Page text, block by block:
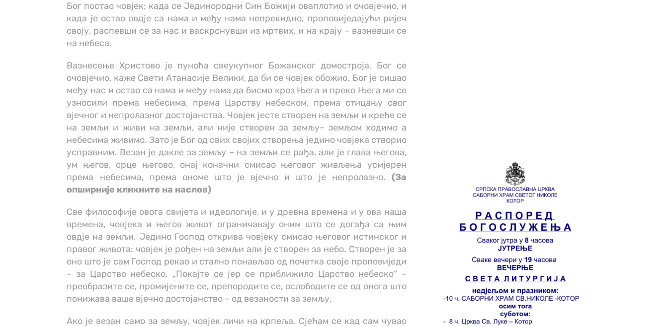
Бог постао човјек; када се Јединородни Син Божији оваплотио и очовјечио, и
када је остао овдје са нама и међу нама непрекидно, проповиједајући ријеч
своју, распевши се за нас и васкрснувши из мртвих, и на крају – вазневши се
на небеса.
Вазнесење Христово је пуноћа свеукупног Божанског домостроја. Бог се
очовјечио, каже Свети Атанасије Велики, да би се човјек обожио. Бог је сишао
међу нас и остао са нама и међу нама да бисмо кроз Њега и преко Њега ми се
узносили према небесима, према Царству небеском, према стицању свог
вјечног и непролазног достојанства. Човјек јесте створен на земљи и креће се
на земљи и живи на земљи, али није створен за земљу– земљом ходимо а
небесима живимо. Зато је Бог од свих својих створења једино човјека створио
усправним. Везан је дакле за земљу – на земљи се рађа, али је глава његова,
ум његов, срце његово, онај коначни смисао његовог живљења усмјерен
према небесима, према ономе што је вјечно и што је непролазно. (За
опширније кликните на наслов)
Све философије овога свијета и идеологије, и у древна времена и у ова наша
времена, човјека и његов живот ограничавају оним што се догађа са њим
овдје на земљи. Једино Господ открива човјеку смисао његовог истинског и
правог живота: човјек је рођен на земљи али је створен за небо. Створен је за
оно што је сам Господ рекао и стално понављао од почетка своје проповиједи
– за Царство небеско. „Покајте се јер се приближило Царство небеско“ –
преобразите се, промијените се, препородите се, ослободите се од онога што
понижава ваше вјечно достојанство – од везаности за земљу.
Ако је везан само за земљу, човјек личи на крпеља. Сјећам се кад сам чувао